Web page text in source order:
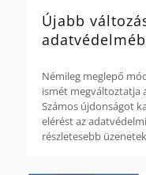
Újabb
Némileg meglepő
ismét megváltoztatja
Számos újdonságot
elérést az
részletesebb